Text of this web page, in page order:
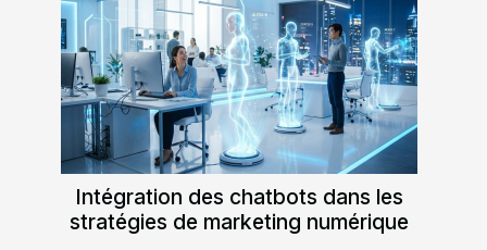
Intégration des chatbots dans les
stratégies de marketing numérique